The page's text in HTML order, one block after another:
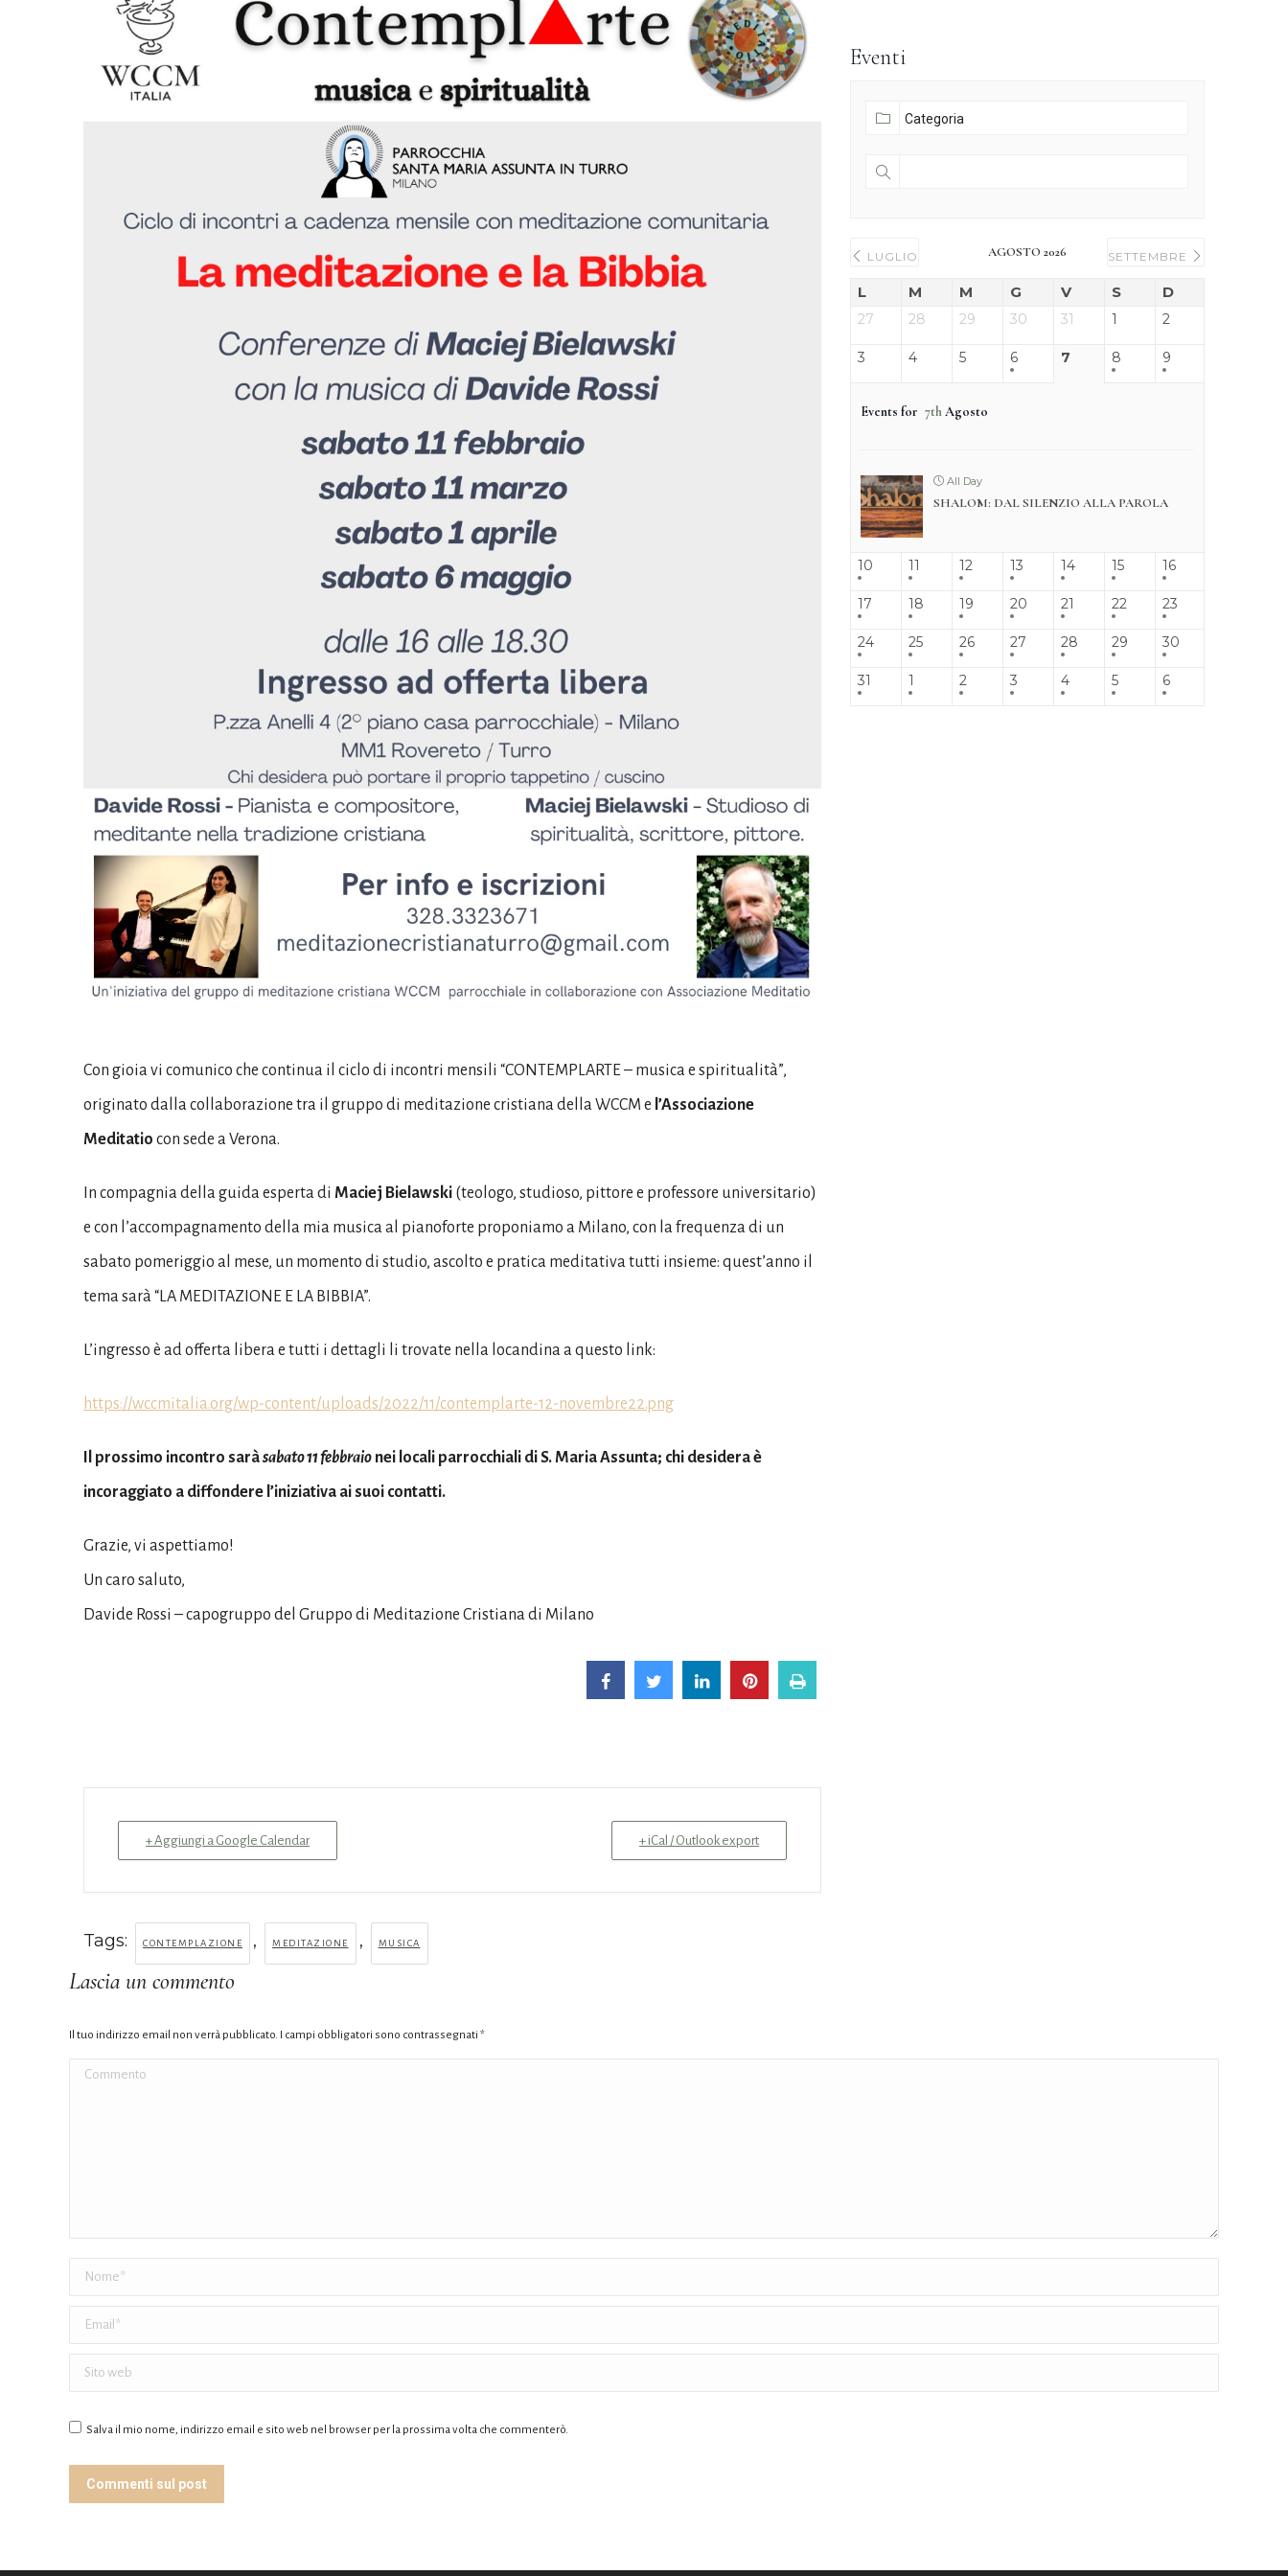
Con gioia vi comunico che continua il ciclo di incontri mensili “CONTEMPLARTE – musica e spiritualità”,
originato dalla collaborazione tra il gruppo di meditazione cristiana della WCCM e l’Associazione
Meditatio con sede a Verona.
In compagnia della guida esperta di Maciej Bielawski (teologo, studioso, pittore e professore universitario)
e con l’accompagnamento della mia musica al pianoforte proponiamo a Milano, con la frequenza di un
sabato pomeriggio al mese, un momento di studio, ascolto e pratica meditativa tutti insieme: quest’anno il
tema sarà “LA MEDITAZIONE E LA BIBBIA”.
L’ingresso è ad offerta libera e tutti i dettagli li trovate nella locandina a questo link:
https://wccmitalia.org/wp-content/uploads/2022/11/contemplarte-12-novembre22.png
Il prossimo incontro saràsabato 11 febbraio nei locali parrocchiali di S. Maria Assunta; chi desidera è
incoraggiato a diffondere l’iniziativa ai suoi contatti.
Grazie, vi aspettiamo!
Un caro saluto,
Davide Rossi – capogruppo del Gruppo di Meditazione Cristiana di Milano
+ Aggiungi a Google Calendar + iCal / Outlook export
Tags: CONTEMPLAZIONE , MEDITAZIONE , MUSICA
Eventi
LUGLIO AGOSTO 2026 SETTEMBRE
L M M G V S D
27 28 29 30 31 1 2
3 4 5 6 7 8 9
Events for 7thAgosto
All Day
SHALOM: DAL SILENZIO ALLA PAROLA
10 11 12 13 14 15 16
17 18 19 20 21 22 23
24 25 26 27 28 29 30
31 1 2 3 4 5 6
Lascia un commento
Il tuo indirizzo email non verrà pubblicato. I campi obbligatori sono contrassegnati *
Commento
Nome *
Email *
Sito web
Salva il mio nome, indirizzo email e sito web nel browser per la prossima volta che commenterò.
Commenti sul post